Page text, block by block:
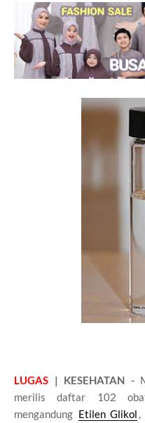
LUGAS | KESEHATAN -
merilis daftar 102
mengandung Etilen Glikol ,